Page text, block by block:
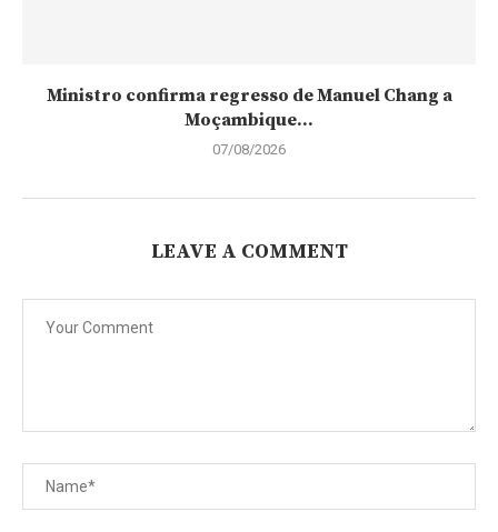
Ministro confirma regresso de Manuel Chang a
Moçambique...
07/08/2026
LEAVE A COMMENT